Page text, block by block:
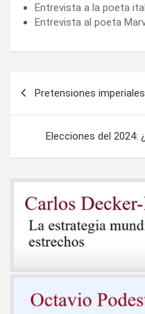
Entrevista a la poeta
Entrevista al poeta
entradas
Pretensiones imperiales
Elecciones del 2024: